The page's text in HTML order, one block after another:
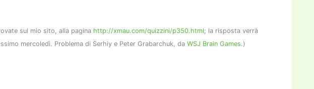
sul mio sito, alla pagina http://xmau.com/quizzini/p350.html; la risposta verrà
mercoledì. Problema di Serhiy e Peter Grabarchuk, da WSJ Brain Games.)